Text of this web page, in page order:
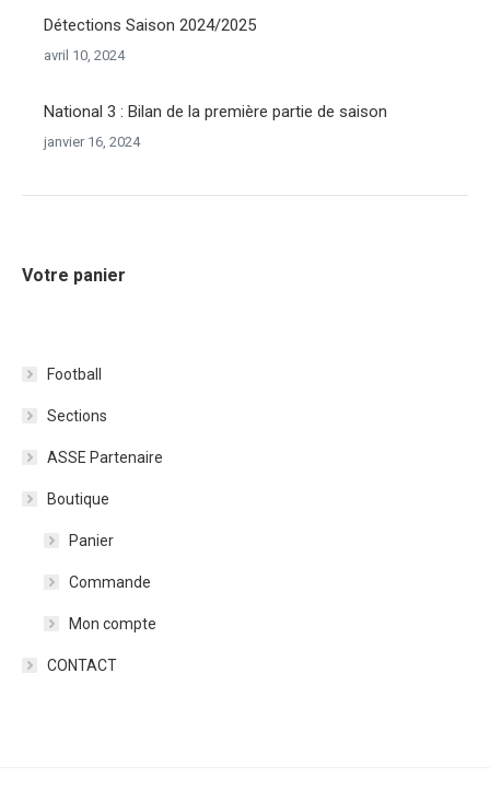
Détections Saison 2024/2025
avril 10, 2024
National 3 : Bilan de la première partie de saison
janvier 16, 2024
Votre panier
Football
Sections
ASSE Partenaire
Boutique
Panier
Commande
Mon compte
CONTACT